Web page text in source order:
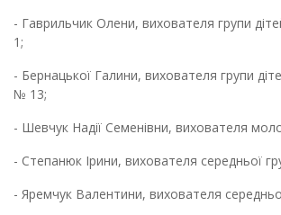
- Гаврильчик Олени, вихователя групи
1;
- Бернацької Галини, вихователя групи
№ 13;
- Шевчук Надії Семенівни, вихователя
- Степанюк Ірини, вихователя середньої
- Яремчук Валентини, вихователя